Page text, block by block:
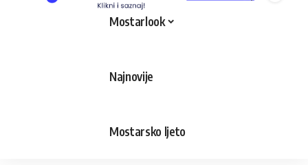
Mostarlook
Najnovije
Mostarsko ljeto